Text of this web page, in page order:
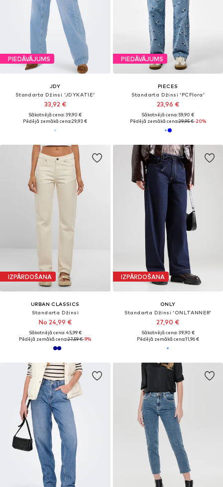
PIEDĀVĀJUMS
JDY
Standarta Džinsi 'JDYKATIE'
33,92 €
Sākotnējā cena: 39,90 €
Pēdējā zemākā cena:29,93 €
PIEDĀVĀJUMS
PIECES
Standarta Džinsi 'PCFlora'
23,96 €
Sākotnējā cena: 59,90 €
Pēdējā zemākā cena:29,95 €-20%
IZPĀRDOŠANA
URBAN CLASSICS
Standarta Džinsi
No 24,99 €
Sākotnējā cena: 45,99 €
Pēdējā zemākā cena:27,59 €-9%
IZPĀRDOŠANA
ONLY
Standarta Džinsi 'ONLTANNER'
27,90 €
Sākotnējā cena: 39,90 €
Pēdējā zemākā cena:11,96 €